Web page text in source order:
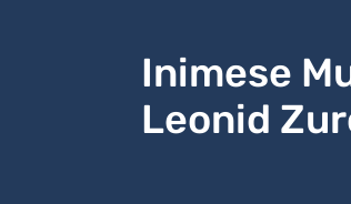
Inimese
Leonid